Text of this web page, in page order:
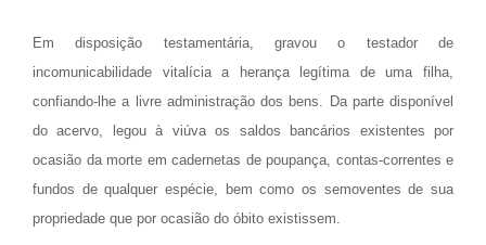
Em disposição testamentária, gravou o testador de
incomunicabilidade vitalícia a herança legítima de uma filha,
confiando-lhe a livre administração dos bens. Da parte disponível
do acervo, legou à viúva os saldos bancários existentes por
ocasião da morte em cadernetas de poupança, contas-correntes e
fundos de qualquer espécie, bem como os semoventes de sua
propriedade que por ocasião do óbito existissem.